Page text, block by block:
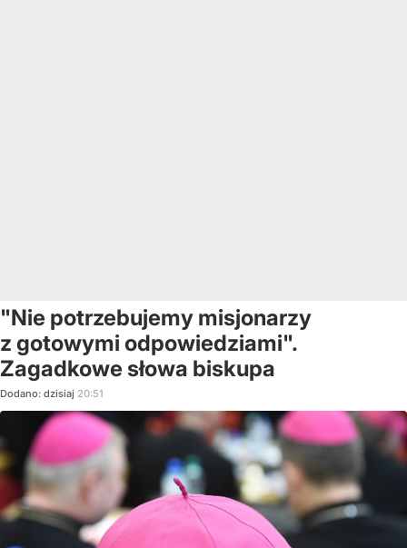
"Nie potrzebujemy misjonarzy
z gotowymi odpowiedziami".
Zagadkowe słowa biskupa
Dodano: dzisiaj 20:51